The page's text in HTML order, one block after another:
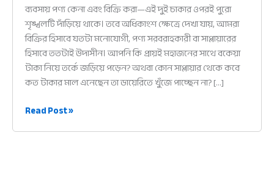
ব্যবসায় পণ্য কেনা এবং বিক্রি করা—এই দুই চাকার ওপরই পুরো
শৃঙ্খলটি দাঁড়িয়ে থাকে। তবে অধিকাংশ ক্ষেত্রে দেখা যায়, আমরা
বিক্রির হিসাবে যতটা মনোযোগী, পণ্য সরবরাহকারী বা সাপ্লায়ারের
হিসাবে ততটাই উদাসীন। আপনি কি প্রায়ই মহাজনের সাথে বকেয়া
টাকা নিয়ে তর্কে জড়িয়ে পড়েন? অথবা কোন সাপ্লায়ার থেকে কবে
কত টাকার মাল এনেছেন তা ডায়েরিতে খুঁজে পাচ্ছেন না? […]
সাপ্লায়ার
Read Post »